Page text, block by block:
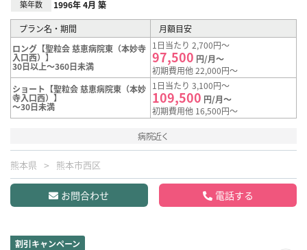
築年数 1996年 4月 築
プラン名・期間
月額目安
ロング【聖粒会 慈恵病院東（本妙寺
入口西）】
30日以上～360日未満
1日当たり 2,700円～
97,500 円/月～
初期費用他 22,000円～
ショート【聖粒会 慈恵病院東（本妙
寺入口西）】
～30日未満
1日当たり 3,100円～
109,500 円/月～
初期費用他 16,500円～
病院近く
熊本県 熊本市西区
お問合わせ 電話する
割引キャンペーン